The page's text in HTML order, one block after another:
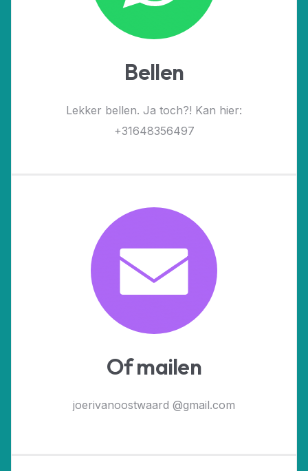
Bellen
Lekker bellen. Ja toch?! Kan hier:
+31648356497
Of mailen
joerivanoostwaard @gmail.com